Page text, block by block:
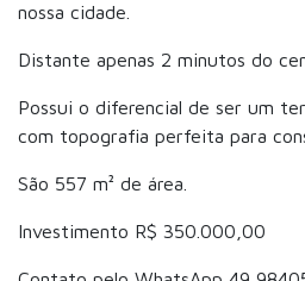
nossa cidade.
Distante apenas 2 minutos do
Possui o diferencial de ser um
com topografia perfeita para
São 557 m² de área.
Investimento R$ 350.000,00